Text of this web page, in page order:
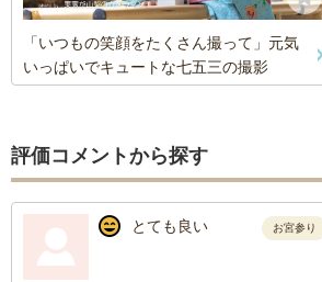
「いつもの笑顔をたくさん撮って」元気
いっぱいでキュートな七五三の撮影
評価コメントから探す
とても良い お宮参り